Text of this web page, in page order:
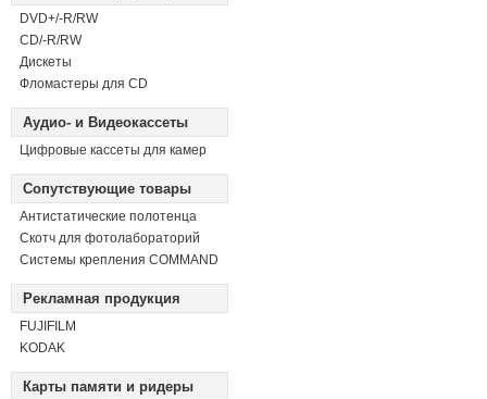
DVD+/-R/RW
СD/-R/RW
Дискеты
Фломастеры для CD
Аудио- и Видеокассеты
Цифровые кассеты для камер
Сопутствующие товары
Антистатические полотенца
Скотч для фотолабораторий
Системы крепления COMMAND
Рекламная продукция
FUJIFILM
KODAK
Карты памяти и ридеры